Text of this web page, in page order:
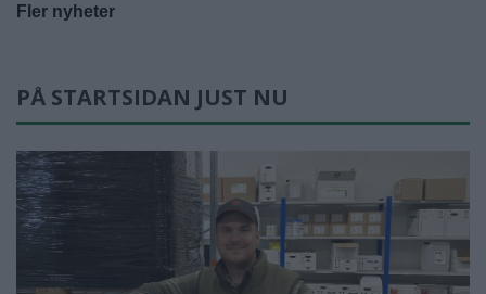
Fler nyheter
PÅ STARTSIDAN JUST NU